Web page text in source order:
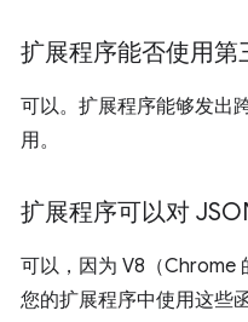
扩展程序能否使用第
可以。扩展程序能够发出
用。
扩展程序可以对
可以，因为 V8（Chrome
您的扩展程序中使用这些